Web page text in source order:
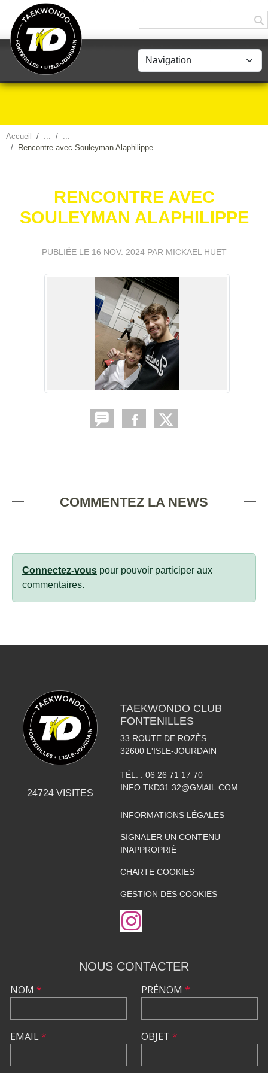
Accueil
Rencontre avec Souleyman Alaphilippe
RENCONTRE AVEC
SOULEYMAN ALAPHILIPPE
PUBLIÉE LE 16 NOV. 2024PAR MICKAEL HUET
COMMENTEZ LA NEWS
Connectez-vous pour pouvoir participer aux
commentaires.
24724VISITES
TAEKWONDO CLUB
FONTENILLES
33 ROUTE DE ROZÈS
32600 L'ISLE-JOURDAIN
TÉL. : 06 26 71 17 70
INFO.TKD31.32@GMAIL.COM
INFORMATIONS LÉGALES
SIGNALER UN CONTENU
INAPPROPRIÉ
CHARTE COOKIES
GESTION DES COOKIES
NOUS CONTACTER
NOM *
EMAIL*
PRÉNOM *
OBJET *
Panneau de gestion des cookies